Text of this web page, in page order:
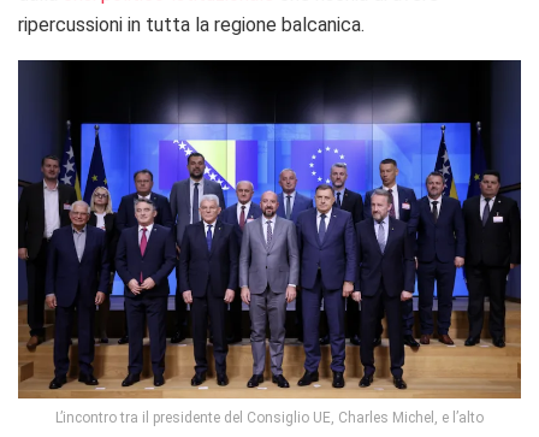
ripercussioni in tutta la regione balcanica.
L’incontro tra il presidente del Consiglio UE, Charles Michel, e l’alto